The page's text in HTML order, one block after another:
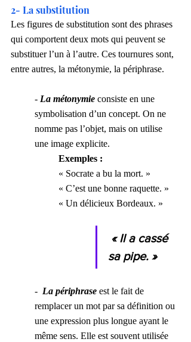
2- La substitution
Les figures de substitution sont des phrases
qui comportent deux mots qui peuvent se
substituer l’un à l’autre. Ces tournures sont,
entre autres, la métonymie, la périphrase.
- La métonymie consiste en une
symbolisation d’un concept. On ne
nomme pas l’objet, mais on utilise
une image explicite.
Exemples :
« Socrate a bu la mort. »
« C’est une bonne raquette. »
« Un délicieux Bordeaux. »
sa pipe. »
- La périphrase est le fait de
remplacer un mot par sa définition ou
une expression plus longue ayant le
même sens. Elle est souvent utilisée